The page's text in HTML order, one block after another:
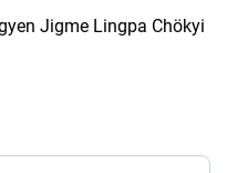
Jigme Lingpa Chökyi